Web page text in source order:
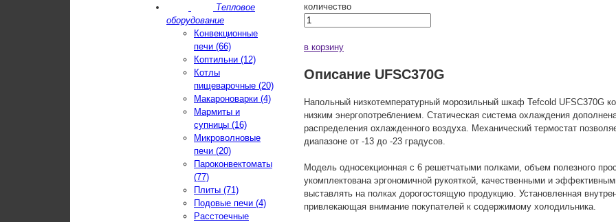
количество
в корзину
Описание UFSC370G
Напольный низкотемпературный морозильный шкаф Tefcold UFSC370G
низким энергопотреблением. Статическая система охлаждения
распределения охлажденного воздуха. Механический термостат
диапазоне от -13 до -23 градусов.
Модель односекционная с 6 решетчатыми полками, объем полезного
укомплектована эргономичной рукояткой, качественными и
выставлять на полках дорогостоящую продукцию. Установленная
привлекающая внимание покупателей к содержимому холодильника.
Тепловое
оборудование
Конвекционные
печи (66)
Коптильни (12)
Котлы
пищеварочные (20)
Макароноварки (4)
Мармиты и
супницы (16)
Микроволновые
печи (20)
Пароконвектоматы
(77)
Плиты (71)
Подовые печи (4)
Расстоечные